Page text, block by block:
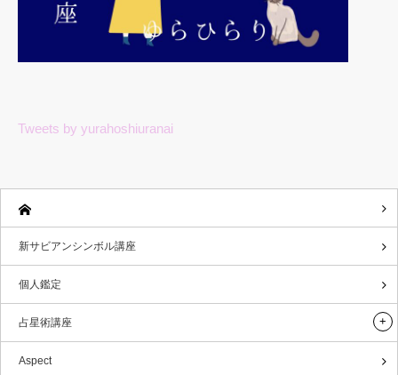
Tweets by yurahoshiuranai
新サビアンシンボル講座
個人鑑定
占星術講座
Aspect